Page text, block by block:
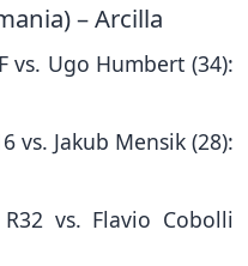
– Arcilla
vs. Ugo Humbert (34):
vs. Jakub Mensik (28):
vs. Flavio Cobolli